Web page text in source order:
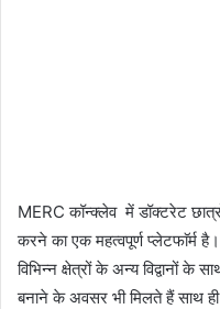
MERC कॉन्क्लेव में डॉक्टरेट
करने का एक महत्वपूर्ण प्लेटफाॅर्म
विभिन्न क्षेत्रों के अन्य विद्वानों
बनाने के अवसर भी मिलते हैं साथ